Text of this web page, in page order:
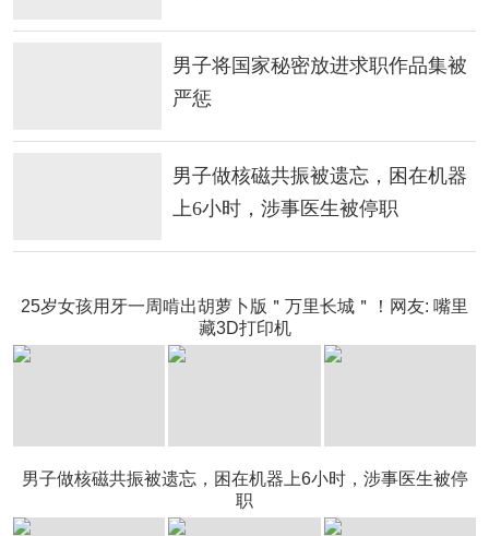
男子将国家秘密放进求职作品集被
严惩
男子做核磁共振被遗忘，困在机器
上6小时，涉事医生被停职
25岁女孩用牙一周啃出胡萝卜版＂万里长城＂！网友: 嘴里
藏3D打印机
男子做核磁共振被遗忘，困在机器上6小时，涉事医生被停
职